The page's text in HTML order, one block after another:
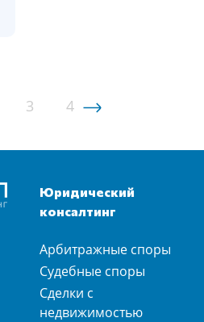
3 4
Юридический
консалтинг
Арбитражные споры
Судебные споры
Сделки с
недвижимостью